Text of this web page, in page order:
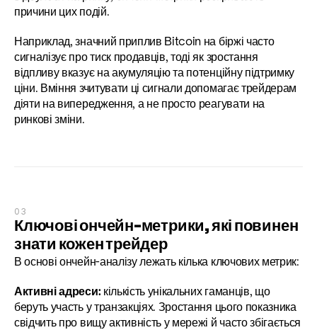
причини цих подій.
Наприклад, значний приплив Bitcoin на біржі часто
сигналізує про тиск продавців, тоді як зростання
відпливу вказує на акумуляцію та потенційну підтримку
ціни. Вміння зчитувати ці сигнали допомагає трейдерам
діяти на випередження, а не просто реагувати на
ринкові зміни.
03
Ключові ончейн-метрики, які повинен
знати кожен трейдер
В основі ончейн-аналізу лежать кілька ключових метрик:
Активні адреси: кількість унікальних гаманців, що
беруть участь у транзакціях. Зростання цього показника
свідчить про вищу активність у мережі й часто збігається